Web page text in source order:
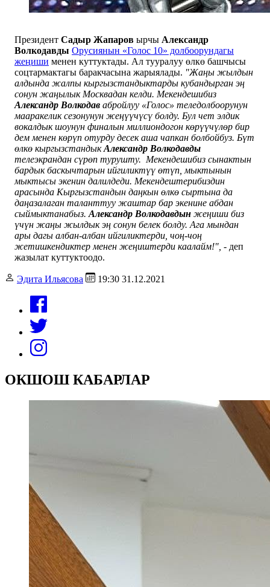
Президент Садыр Жапаров ырчы Александр
Волкодавды Орусиянын «Голос 10» долбоорундагы
жеңиши менен куттуктады. Ал тууралуу өлкө башчысы
соцтармактагы баракчасына жарыялады. "Жаңы жылдын
алдында жалпы кыргызстандыктарды кубандырган эң
сонун жаңылык Москвадан келди. Мекендешибиз
Александр Волкодав абройлуу «Голос» теледолбоорунун
мааракелик сезонунун жеңүүчүсү болду. Бул чет элдик
вокалдык шоунун финалын миллиондогон көрүүчүлөр бир
дем менен көрүп отурду десек аша чапкан болбойбуз. Бүт
өлкө кыргызстандыкАлександр Волкодавды
телеэкрандан сүрөп турушту. Мекендешибиз сынактын
бардык баскычтарын ийгиликтүү өтүп, мыктынын
мыктысы экенин далилдеди. Мекендештерибиздин
арасында Кыргызстандын даңкын өлкө сыртына да
даңазалаган таланттуу жаштар бар экенине абдан
сыймыктанабыз. Александр Волкодавдын жеңиши биз
үчүн жаңы жылдык эң сонун белек болду. Ага мындан
ары дагы албан-албан ийгиликтерди, чоң-чоң
жетишкендиктер менен жеңиштерди каалайм!", - деп
жазылат куттуктоодо.
Эдита Ильясова 19:30 31.12.2021
ОКШОШ КАБАРЛАР